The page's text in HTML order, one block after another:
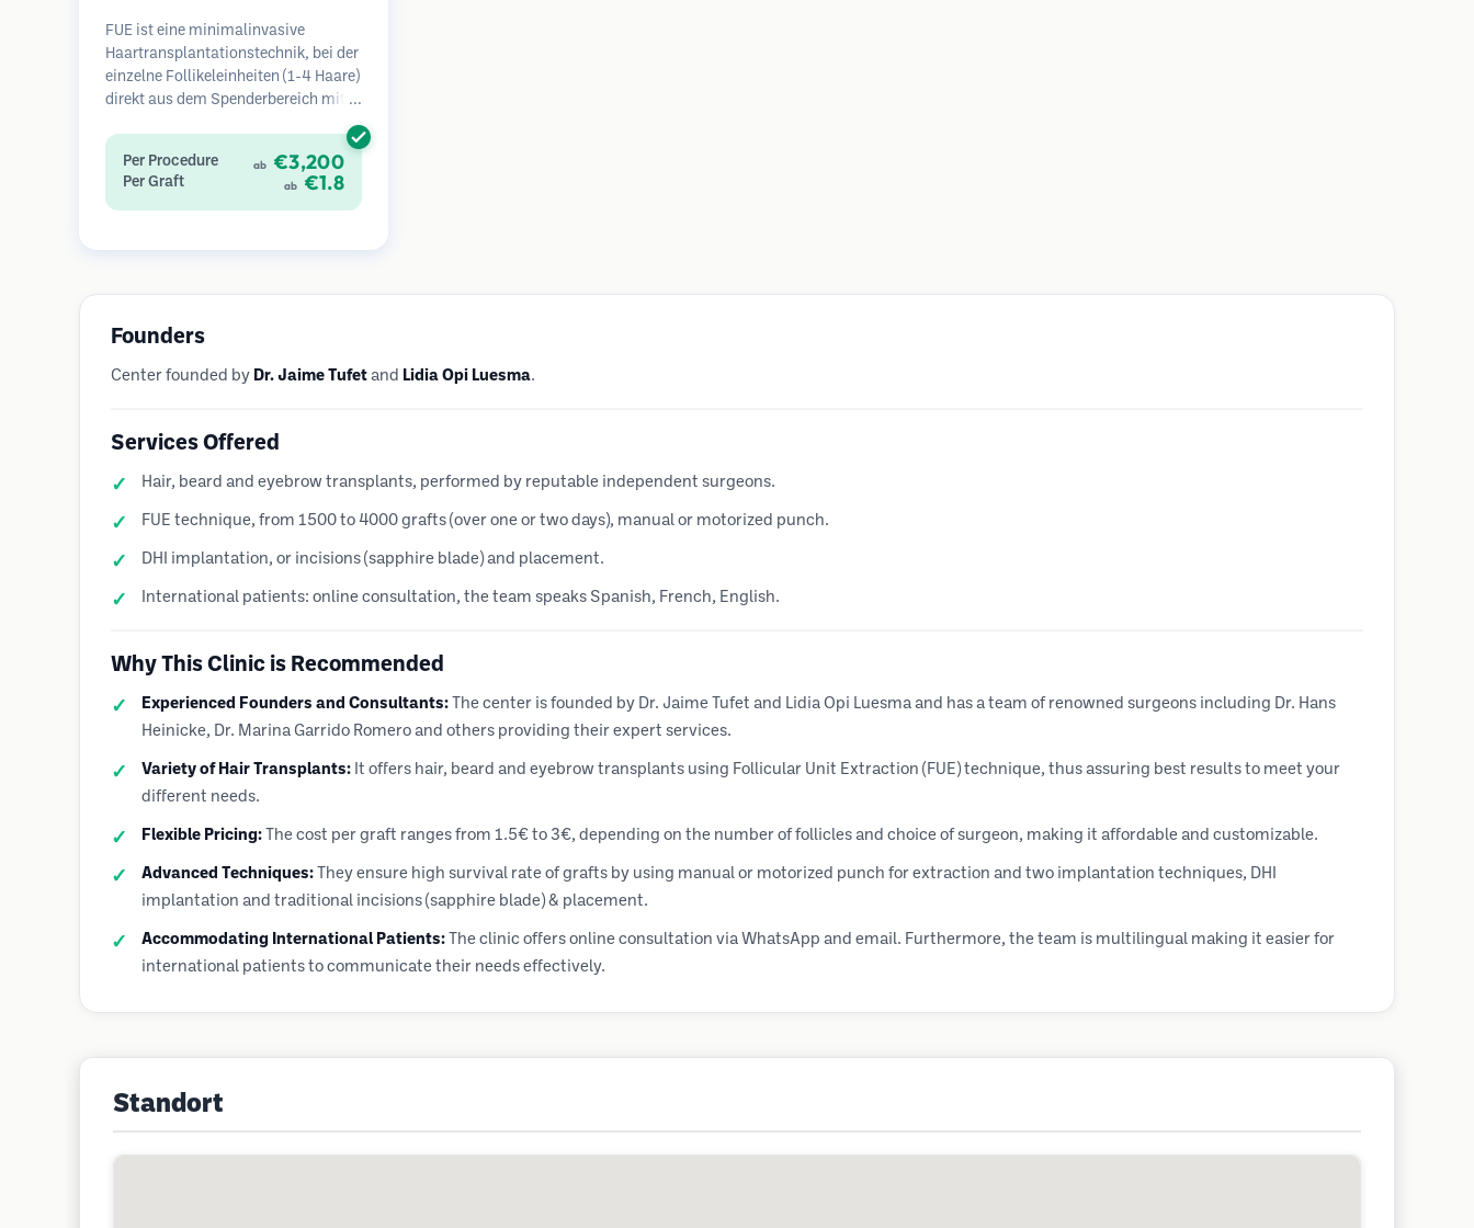
FUE ist eine minimalinvasive
Haartransplantationstechnik, bei der
einzelne Follikeleinheiten (1-4 Haare)
direkt aus dem Spenderbereich mit
entnommen werden. Die Follikel
werden dann in die
Empfängerbereiche in kahlen Zonen
implantiert. Diese Methode
Per Procedure ab €3,200
Per Graft ab €1.8
Founders
Center founded by Dr. Jaime Tufet and Lidia Opi Luesma.
Services Offered
Hair, beard and eyebrow transplants, performed by reputable independent surgeons.
FUE technique, from 1500 to 4000 grafts (over one or two days), manual or motorized punch.
DHI implantation, or incisions (sapphire blade) and placement.
International patients: online consultation, the team speaks Spanish, French, English.
Why This Clinic is Recommended
Experienced Founders and Consultants: The center is founded by Dr. Jaime Tufet and Lidia Opi Luesma and has a team of renowned surgeons including Dr. Hans
Heinicke, Dr. Marina Garrido Romero and others providing their expert services.
Variety of Hair Transplants: It offers hair, beard and eyebrow transplants using Follicular Unit Extraction (FUE) technique, thus assuring best results to meet your
different needs.
Flexible Pricing: The cost per graft ranges from 1.5€ to 3€, depending on the number of follicles and choice of surgeon, making it affordable and customizable.
Advanced Techniques: They ensure high survival rate of grafts by using manual or motorized punch for extraction and two implantation techniques, DHI
implantation and traditional incisions (sapphire blade) & placement.
Accommodating International Patients: The clinic offers online consultation via WhatsApp and email. Furthermore, the team is multilingual making it easier for
international patients to communicate their needs effectively.
Standort